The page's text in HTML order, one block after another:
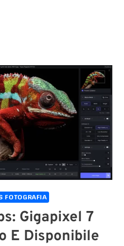
FOTOGRAFIA
Gigapixel 7
E Disponibile